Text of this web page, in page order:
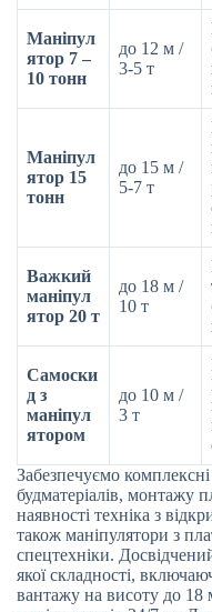
Маніпул
ятор 7 –
10 тонн
до 12 м /
3-5 т
Маніпул
ятор 15
тонн
до 15 м /
5-7 т
Важкий
маніпул
ятор 20 т
до 18 м /
10 т
Самоски
д з
маніпул
ятором
до 10 м /
3 т
Забезпечуємо
будматеріалів, монтажу
наявності техніка з
також маніпулятори з
спецтехніки.
якої складності,
вантажу на висоту до 18